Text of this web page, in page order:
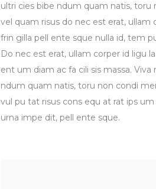
ultri cies bibe ndum quam natis, toru
vel quam risus do nec est erat,
frin gilla pell ente sque nulla id, tem
Do nec est erat, ullam corper id ligu
ent um diam ac fa cili sis massa.
ndum quam natis, toru non condi
vul pu tat risus cons equ at rat ips
urna impe dit, pell ente sque.